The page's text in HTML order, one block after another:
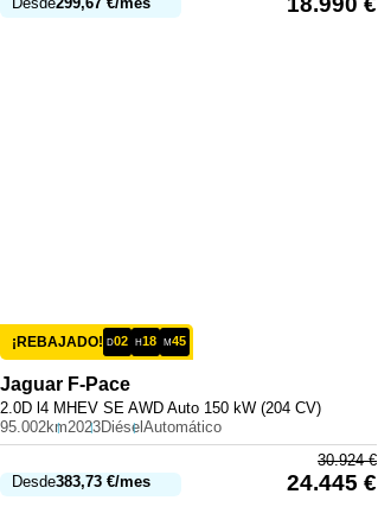
¡REBAJADO! D02 H18 M45
Jaguar F-Pace
2.0D l4 MHEV SE AWD Auto 150 kW (204 CV)
95.002km2023Diésel Automático
Desde383,73 €/mes
30.924€
24.445 €